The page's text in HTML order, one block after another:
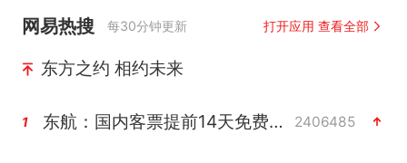
网易热搜 每30分钟更新 打开应用 查看全部
东方之约 相约未来
1 东航：国内客票提前14天免费退改 2406485